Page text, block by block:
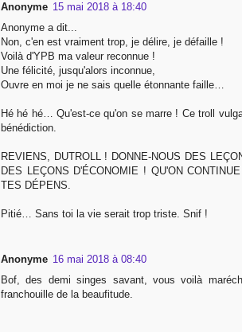
Anonyme 15 mai 2018 à 18:40
Anonyme a dit...
Non, c'en est vraiment trop, je délire, je défaille !
Voilà d'YPB ma valeur reconnue !
Une félicité, jusqu'alors inconnue,
Ouvre en moi je ne sais quelle étonnante faille…
Hé hé hé… Qu'est-ce qu'on se marre ! Ce troll
bénédiction.
REVIENS, DUTROLL ! DONNE-NOUS DES
DES LEÇONS D'ÉCONOMIE ! QU'ON
TES DÉPENS.
Pitié… Sans toi la vie serait trop triste. Snif !
Anonyme 16 mai 2018 à 08:40
Bof, des demi singes savant, vous voilà
franchouille de la beaufitude.